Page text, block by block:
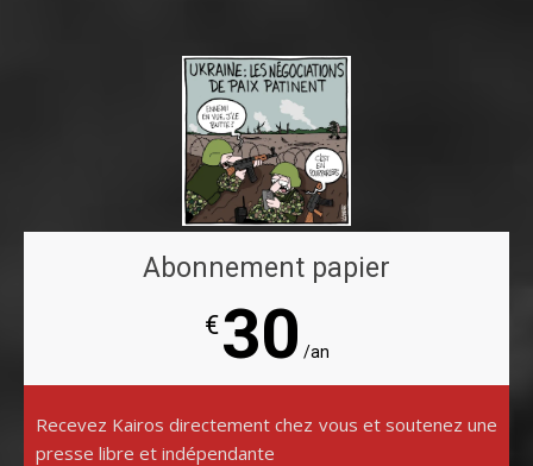
Abonnement papier
€30 /an
Recevez Kairos directement chez vous et soutenez une
presse libre et indépendante